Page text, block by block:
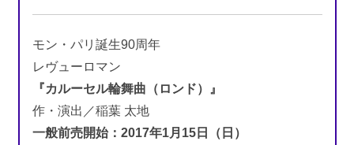
モン・パリ誕生90周年
レヴューロマン
『カルーセル輪舞曲（ロンド）』
作・演出／稲葉 太地
一般前売開始：2017年1月15日（日）